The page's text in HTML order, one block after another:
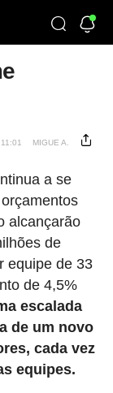
MIGUE A.
a se
alcançarão
de
equipe de 33
de 4,5%
escalada
de um novo
cada vez
equipes.